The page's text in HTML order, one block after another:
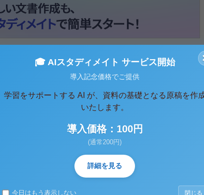
ストデータがみえます。 )
者
も割り算の式で表すことができることを知り、その
包含除）あることを理解する。
きる。
🎓 AIスタディメイト サービス開始
導入記念価格でご提供
学習をサポートする AI が、資料の基礎となる原稿を作
いたします。
導入価格：100円
(通常200円)
詳細を見る
今日はもう表示しない 閉じる